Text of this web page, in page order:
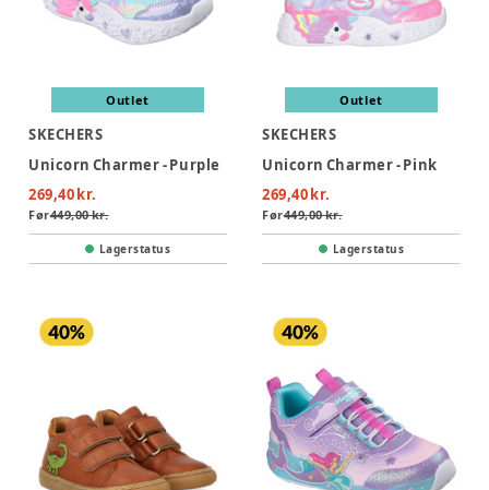
Outlet
SKECHERS
Unicorn Charmer - Purple
269,40 kr.
Før449,00 kr.
Lagerstatus
Outlet
SKECHERS
Unicorn Charmer - Pink
269,40 kr.
Før449,00 kr.
Lagerstatus